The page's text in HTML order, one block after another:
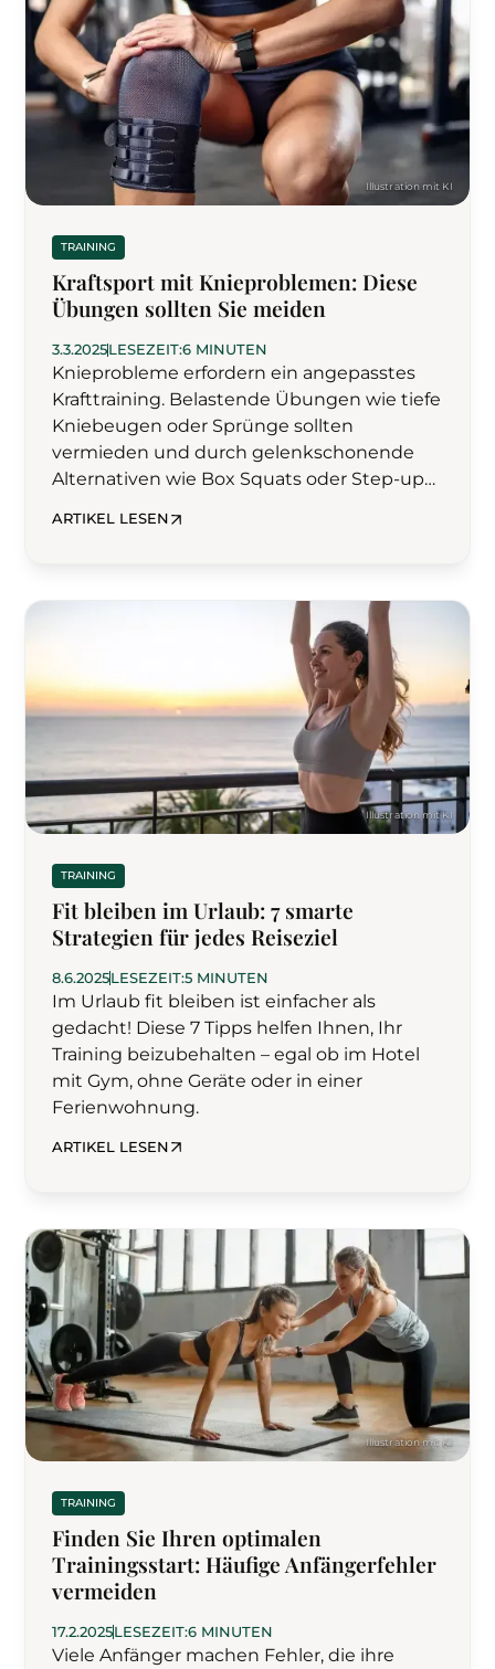
TRAINING
Kraftsport mit Knieproblemen: Diese
Übungen sollten Sie meiden
3.3.2025LESEZEIT:6 MINUTEN
Knieprobleme erfordern ein angepasstes
Krafttraining. Belastende Übungen wie tiefe
Kniebeugen oder Sprünge sollten
vermieden und durch gelenkschonende
Alternativen wie Box Squats oder Step-ups
ARTIKEL LESEN
TRAINING
Fit bleiben im Urlaub: 7 smarte
Strategien für jedes Reiseziel
8.6.2025LESEZEIT:5 MINUTEN
Im Urlaub fit bleiben ist einfacher als
gedacht! Diese 7 Tipps helfen Ihnen, Ihr
Training beizubehalten – egal ob im Hotel
mit Gym, ohne Geräte oder in einer
Ferienwohnung.
ARTIKEL LESEN
TRAINING
Finden Sie Ihren optimalen
Trainingsstart: Häufige Anfängerfehler
vermeiden
17.2.2025LESEZEIT:6 MINUTEN
Viele Anfänger machen Fehler, die ihre